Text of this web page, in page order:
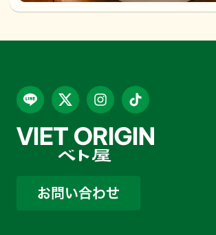
お問い合わせ